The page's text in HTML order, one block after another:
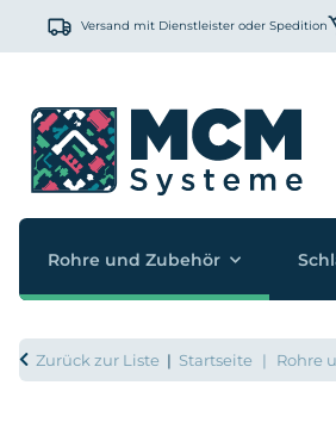
Versand mit Dienstleister oder Spedition
Rohre und Zubehör
Zurück zur Liste Startseite Rohre